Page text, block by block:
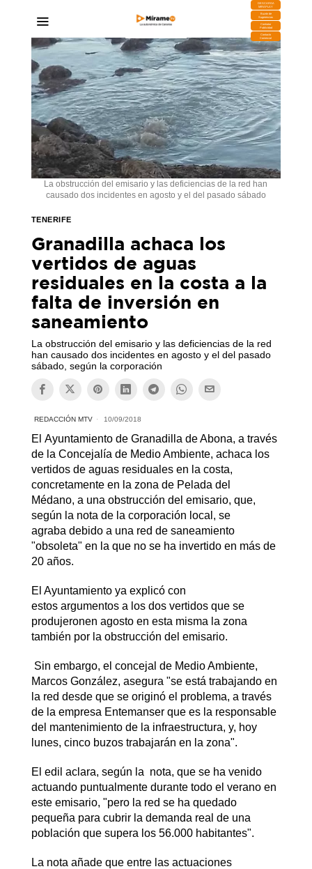
DESCARGA
MIRAPLAY
Buzón de
Sugerencias
Contratar
Publicidad
Contacto
Comercial
La obstrucción del emisario y las deficiencias de la red han
causado dos incidentes en agosto y el del pasado sábado
TENERIFE
Granadilla achaca los
vertidos de aguas
residuales en la costa a la
falta de inversión en
saneamiento
La obstrucción del emisario y las deficiencias de la red
han causado dos incidentes en agosto y el del pasado
sábado, según la corporación
REDACCIÓN MTV 10/09/2018
El Ayuntamiento de Granadilla de Abona, a través
de la Concejalía de Medio Ambiente, achaca los
vertidos de aguas residuales en la costa,
concretamente en la zona de Pelada del
Médano, a una obstrucción del emisario, que,
según la nota de la corporación local, se
agraba debido a una red de saneamiento
"obsoleta" en la que no se ha invertido en más de
20 años.
El Ayuntamiento ya explicó con
estos argumentos a los dos vertidos que se
produjeronen agosto en esta misma la zona
también por la obstrucción del emisario.
Sin embargo, el concejal de Medio Ambiente,
Marcos González, asegura "se está trabajando en
la red desde que se originó el problema, a través
de la empresa Entemanser que es la responsable
del mantenimiento de la infraestructura, y, hoy
lunes, cinco buzos trabajarán en la zona".
El edil aclara, según la nota, que se ha venido
actuando puntualmente durante todo el verano en
este emisario, "pero la red se ha quedado
pequeña para cubrir la demanda real de una
población que supera los 56.000 habitantes".
La nota añade que entre las actuaciones